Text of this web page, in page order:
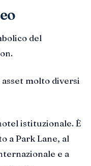
del
molto diversi
istituzionale. È
a Park Lane, al
e a